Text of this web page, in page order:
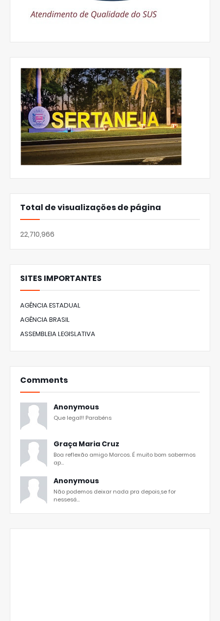
Total de visualizações de página
22,710,966
SITES IMPORTANTES
AGÊNCIA ESTADUAL
AGÊNCIA BRASIL
ASSEMBLEIA LEGISLATIVA
Comments
Anonymous
Que legal!! Parabéns
Graça Maria Cruz
Boa reflexão amigo Marcos. É muito bom sabermos
ap...
Anonymous
Não podemos deixar nada pra depois,se for
nessesá...